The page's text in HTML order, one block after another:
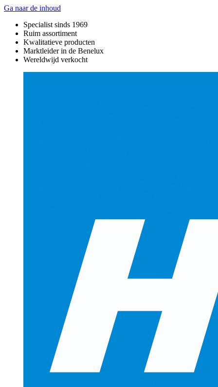
Ga naar de inhoud
Specialist sinds 1969
Ruim assortiment
Kwalitatieve producten
Marktleider in de Benelux
Wereldwijd verkocht